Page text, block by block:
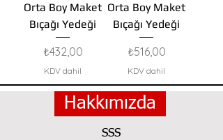
Orta Boy Maket
Bıçağı Yedeği
Fiyat
₺432,00
KDV dahil
Orta Boy Maket
Bıçağı Yedeği
Fiyat
₺516,00
KDV dahil
Hakkımızda
SSS